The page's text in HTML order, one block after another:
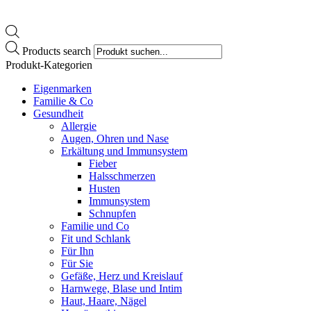
Products search
Produkt-Kategorien
Eigenmarken
Familie & Co
Gesundheit
Allergie
Augen, Ohren und Nase
Erkältung und Immunsystem
Fieber
Halsschmerzen
Husten
Immunsystem
Schnupfen
Familie und Co
Fit und Schlank
Für Ihn
Für Sie
Gefäße, Herz und Kreislauf
Harnwege, Blase und Intim
Haut, Haare, Nägel